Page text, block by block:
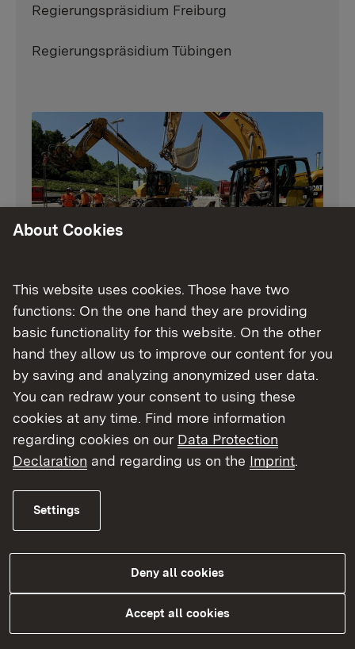
Regierungspräsidium Freiburg
Regierungspräsidium Tübingen
Aktuelle Baumaßnahmen
Regierungspräsidium Stuttgart
Regierungspräsidium Karlsruhe
Regierungspräsidium Freiburg
Regierungspräsidium Tübingen
About Cookies
This website uses cookies. Those have two
functions: On the one hand they are providing
basic functionality for this website. On the other
hand they allow us to improve our content for you
by saving and analyzing anonymized user data.
You can redraw your consent to using these
cookies at any time. Find more information
regarding cookies on our Data Protection
Declaration and regarding us on the Imprint.
Settings
Deny all cookies
Accept all cookies